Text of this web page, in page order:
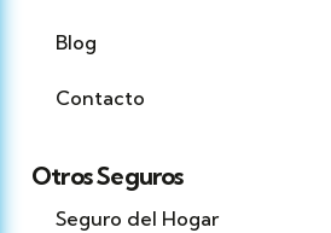
Blog
Contacto
Otros Seguros
Seguro del Hogar